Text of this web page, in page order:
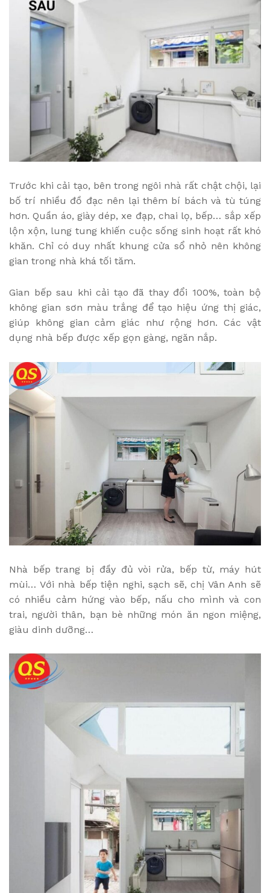
Trước khi cải tạo, bên trong ngôi nhà rất chật chội, lại
bố trí nhiều đồ đạc nên lại thêm bí bách và tù túng
hơn. Quần áo, giày dép, xe đạp, chai lọ, bếp… sắp xếp
lộn xộn, lung tung khiến cuộc sống sinh hoạt rất khó
khăn. Chỉ có duy nhất khung cửa sổ nhỏ nên không
gian trong nhà khá tối tăm.
Gian bếp sau khi cải tạo đã thay đổi 100%, toàn bộ
không gian sơn màu trắng để tạo hiệu ứng thị giác,
giúp không gian cảm giác như rộng hơn. Các vật
dụng nhà bếp được xếp gọn gàng, ngăn nắp.
Nhà bếp trang bị đầy đủ vòi rửa, bếp từ, máy hút
mùi… Với nhà bếp tiện nghi, sạch sẽ, chị Vân Anh sẽ
có nhiều cảm hứng vào bếp, nấu cho mình và con
trai, người thân, bạn bè những món ăn ngon miệng,
giàu dinh dưỡng…